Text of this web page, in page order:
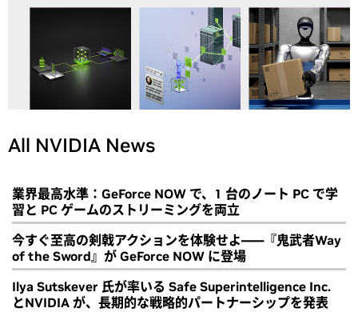
All NVIDIA News
業界最高水準：GeForce NOW で、1 台のノート PC で学
習と PC ゲームのストリーミングを両立
今すぐ至高の剣戟アクションを体験せよ――『鬼武者Way
of the Sword』が GeForce NOW に登場
Ilya Sutskever 氏が率いる Safe Superintelligence Inc.
とNVIDIA が、長期的な戦略的パートナーシップを発表